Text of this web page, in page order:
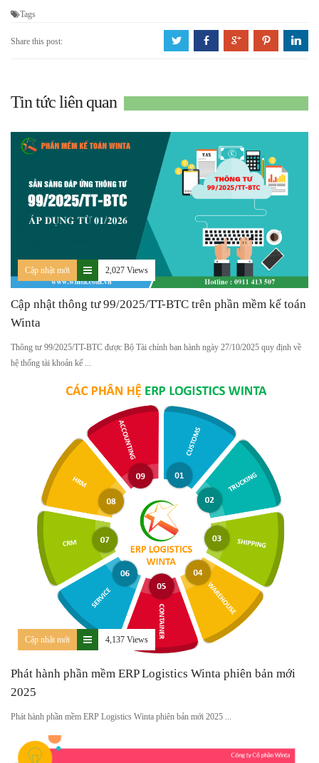
Tags
Share this post: a b c d j
Tin tức liên quan
Cập nhật mới 2,027 Views
Cập nhật thông tư 99/2025/TT-BTC trên phần mềm kế toán
Winta
Thông tư 99/2025/TT-BTC được Bộ Tài chính ban hành ngày 27/10/2025 quy định về
hệ thống tài khoản kế ...
Cập nhật mới 4,137 Views
Phát hành phần mềm ERP Logistics Winta phiên bản mới
2025
Phát hành phần mềm ERP Logistics Winta phiên bản mới 2025 ...